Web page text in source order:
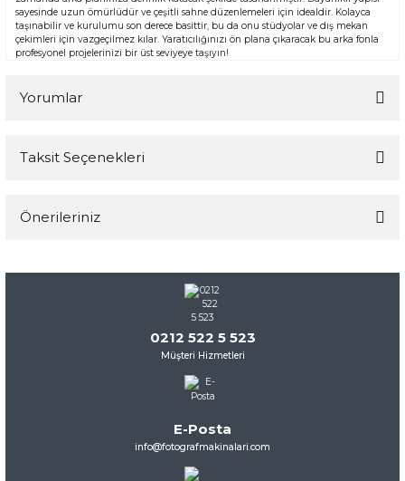
sayesinde uzun ömürlüdür ve çeşitli sahne düzenlemeleri için idealdir. Kolayca
taşınabilir ve kurulumu son derece basittir, bu da onu stüdyolar ve dış mekan
çekimleri için vazgeçilmez kılar. Yaratıcılığınızı ön plana çıkaracak bu arka fonla
profesyonel projelerinizi bir üst seviyeye taşıyın!
Yorumlar
Taksit Seçenekleri
Önerileriniz
konularda yetersiz gördüğünüz noktaları öneri formunu
kullanarak tarafımıza iletebilirsiniz.
Görüş ve önerileriniz için teşekkür ederiz.
Ürün resmi kalitesiz, bozuk veya görüntülenemiyor.
Ürün açıklamasında eksik bilgiler bulunuyor.
Ürün fiyatı diğer sitelerden daha pahalı.
0212 522 5 523
Müşteri Hizmetleri
E-Posta
info@fotografmakinalari.com